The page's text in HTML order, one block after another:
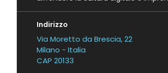
Indirizzo
Via Moretto da Brescia, 22
Milano - Italia
CAP 20133